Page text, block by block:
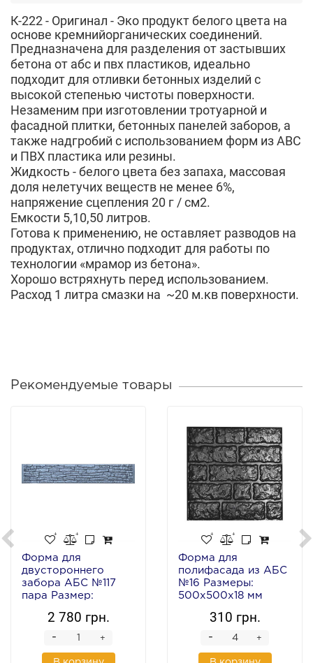
К-222 - Оригинал - Эко продукт белого цвета на
основе кремнийорганических соединений.
Предназначена для разделения от застывших
бетона от абс и пвх пластиков, идеально
подходит для отливки бетонных изделий с
высокой степенью чистоты поверхности.
Незаменим при изготовлении тротуарной и
фасадной плитки, бетонных панелей заборов, а
также надгробий с использованием форм из ABC
и ПВХ пластика или резины.
Жидкость -белого цвета без запаха, массовая
доля нелетучих веществ не менее 6%,
напряжение сцепления 20 г / см2.
Емкости 5,10,50 литров.
Готова к применению, не оставляет разводов на
продуктах, отлично подходит для работы по
технологии «мрамор из бетона».
Хорошо встряхнуть перед использованием.
Расход 1 литра смазки на ~20 м.кв поверхности.
Рекомендуемые товары
Форма для
двустороннего
забора АБС №117
пара Размер:
2 780 грн.
+
-
Форма для
полифасада из АБС
№16 Размеры:
500х500х18 мм
310 грн.
+
-